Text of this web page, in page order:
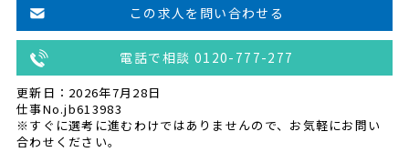
この求人を問い合わせる
電話で相談 0120-777-277
更新日：2026年7月28日
仕事No.jb613983
※すぐに選考に進むわけではありませんので、お気軽にお問い
合わせください。